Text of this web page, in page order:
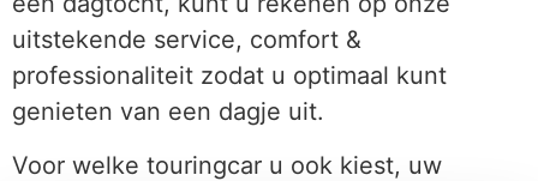
uitstekende service, comfort &
professionaliteit zodat u optimaal kunt
genieten van een dagje uit.
Voor welke touringcar u ook kiest, uw